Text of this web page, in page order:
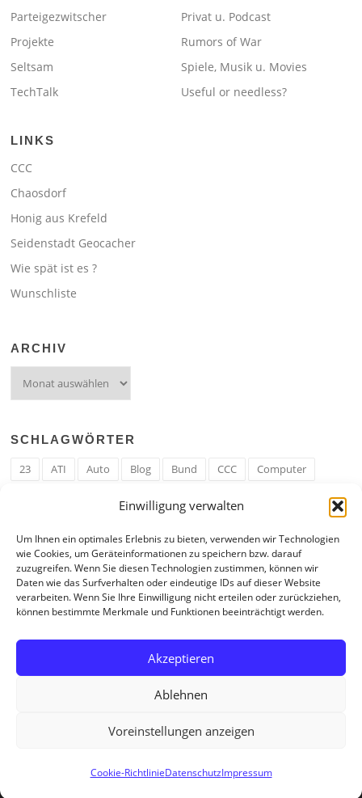
Einwilligung verwalten
Um Ihnen ein optimales Erlebnis zu bieten, verwenden wir Technologien
wie Cookies, um Geräteinformationen zu speichern bzw. darauf
zuzugreifen. Wenn Sie diesen Technologien zustimmen, können wir
Daten wie das Surfverhalten oder eindeutige IDs auf dieser Website
verarbeiten. Wenn Sie Ihre Einwilligung nicht erteilen oder zurückziehen,
können bestimmte Merkmale und Funktionen beeinträchtigt werden.
Akzeptieren
Ablehnen
Voreinstellungen anzeigen
Cookie-RichtlinieDatenschutzImpressum
Parteigezwitscher
Privat u. Podcast
Projekte
Rumors of War
Seltsam
Spiele, Musik u. Movies
TechTalk
Useful or needless?
LINKS
CCC
Chaosdorf
Honig aus Krefeld
Seidenstadt Geocacher
Wie spät ist es ?
Wunschliste
ARCHIV
SCHLAGWÖRTER
23 ATI Auto Blog Bund CCC
Computer
Google
Hack Hand HE ICE IE Internet
Krefeld
Liebe Linux u. Software Mail Mann
PHP
RAM
Regeln RZ Spam Spiel Ticker
USA
Video
Weblog Welt WWW Youtube Zahl
Copyright © 2026 Tagebuch eines Internetjunkies. All Rights Reserved.
Screenr parallax themevon FameThemes